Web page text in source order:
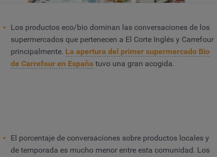
Los productos eco/bio dominan las conversaciones de los
supermercados que pertenecen a El Corte Inglés y Carrefour
principalmente. La apertura del primer supermercado Bio
de Carrefour en España tuvo una gran acogida.
El porcentaje de conversaciones sobre productos locales y
de temporada es mucho menor entre esta comunidad. Los